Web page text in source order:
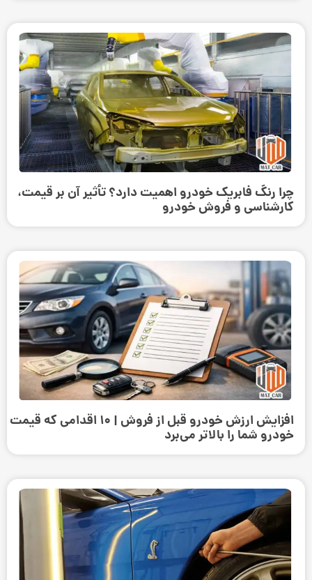
چرا رنگ فابریک خودرو اهمیت دارد؟ تأثیر آن بر قیمت،
کارشناسی و فروش خودرو
افزایش ارزش خودرو قبل از فروش | ۱۰ اقدامی که قیمت
خودرو شما را بالاتر می‌برد